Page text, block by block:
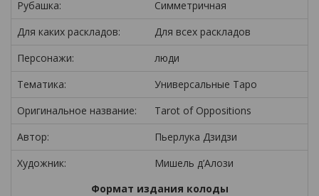
Рубашка:
Симметричная
Для каких раскладов:
Для всех раскладов
Персонажи:
люди
Тематика:
Универсальные Таро
Оригинальное название:
Tarot of Oppositions
Автор:
Пьерлука Дзидзи
Художник:
Мишель д’Алози
Формат издания колоды